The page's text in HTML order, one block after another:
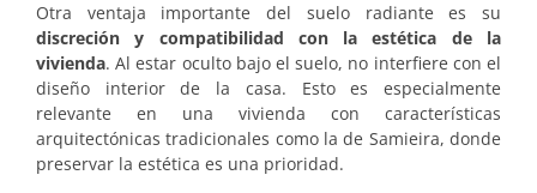
Otra ventaja importante del suelo radiante es su
discreción y compatibilidad con la estética de la
vivienda. Al estar oculto bajo el suelo, no interfiere con el
diseño interior de la casa. Esto es especialmente
relevante en una vivienda con características
arquitectónicas tradicionales como la de Samieira, donde
preservar la estética es una prioridad.